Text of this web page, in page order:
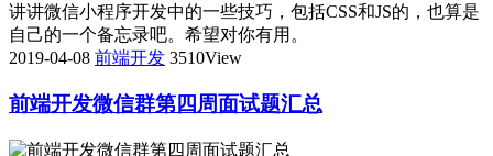
讲讲微信小程序开发中的一些技巧，包括CSS和JS的，也算是
自己的一个备忘录吧。希望对你有用。
2019-04-08 前端开发 3510View
前端开发微信群第四周面试题汇总